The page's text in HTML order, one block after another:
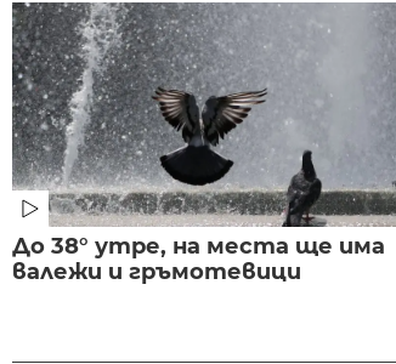
До 38° утре, на места ще има
валежи и гръмотевици